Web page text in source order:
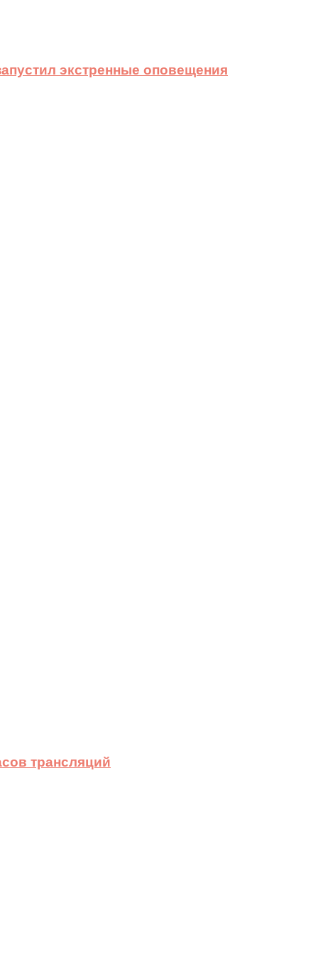
экстренные оповещения
трансляций